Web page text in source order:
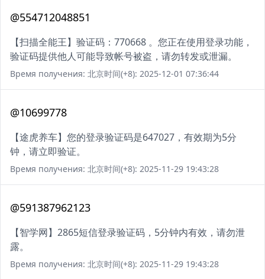
@554712048851
【扫描全能王】验证码：770668 。您正在使用登录功能，
验证码提供他人可能导致帐号被盗，请勿转发或泄漏。
Время получения: 北京时间(+8): 2025-12-01 07:36:44
@10699778
【途虎养车】您的登录验证码是647027，有效期为5分
钟，请立即验证。
Время получения: 北京时间(+8): 2025-11-29 19:43:28
@591387962123
【智学网】2865短信登录验证码，5分钟内有效，请勿泄
露。
Время получения: 北京时间(+8): 2025-11-29 19:43:28